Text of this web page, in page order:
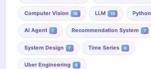
Computer Vision 16 LLM 15 Python
AI Agent 7 Recommendation System 7
System Design 7 Time Series 6
Uber Engineering 6